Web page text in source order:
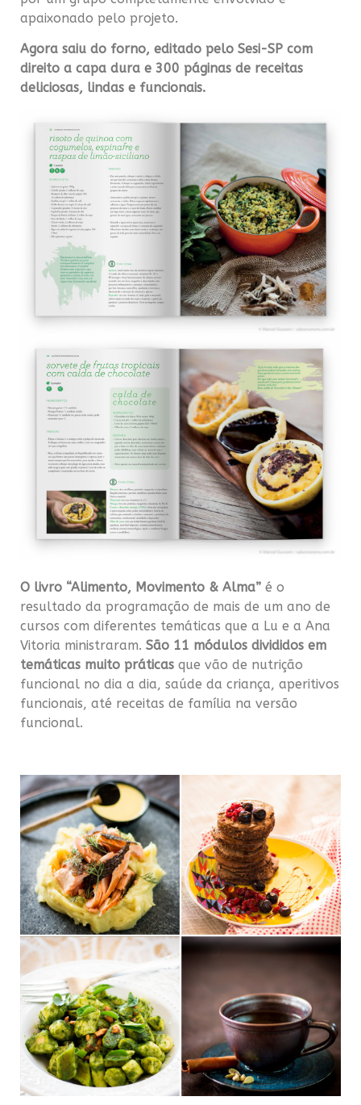
apaixonado pelo projeto.
Agora saiu do forno, editado pelo Sesi-SP com
direito a capa dura e 300 páginas de receitas
deliciosas, lindas e funcionais.
O livro “Alimento, Movimento & Alma” é o
resultado da programação de mais de um ano de
cursos com diferentes temáticas que a Lu e a Ana
Vitoria ministraram. São 11 módulos divididos em
temáticas muito práticas que vão de nutrição
funcional no dia a dia, saúde da criança, aperitivos
funcionais, até receitas de família na versão
funcional.